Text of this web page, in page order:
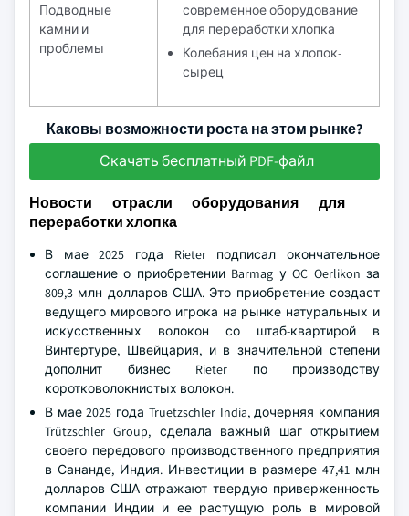
Подводные
камни и
проблемы
современное оборудование
для переработки хлопка
Колебания цен на хлопок-
сырец
Каковы возможности роста на этом рынке?
Скачать бесплатный PDF-файл
Новости отрасли оборудования для
переработки хлопка
В мае 2025 года Rieter подписал окончательное
соглашение о приобретении Barmag у OC Oerlikon за
809,3 млн долларов США. Это приобретение создаст
ведущего мирового игрока на рынке натуральных и
искусственных волокон со штаб-квартирой в
Винтертуре, Швейцария, и в значительной степени
дополнит бизнес Rieter по производству
коротковолокнистых волокон.
В мае 2025 года Truetzschler India, дочерняя компания
Trützschler Group, сделала важный шаг открытием
своего передового производственного предприятия
в Сананде, Индия. Инвестиции в размере 47,41 млн
долларов США отражают твердую приверженность
компании Индии и ее растущую роль в мировой